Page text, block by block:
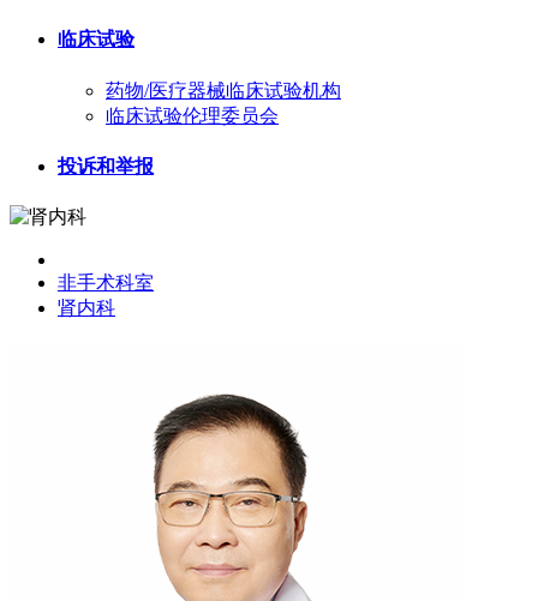
临床试验
药物/医疗器械临床试验机构
临床试验伦理委员会
投诉和举报
非手术科室
肾内科